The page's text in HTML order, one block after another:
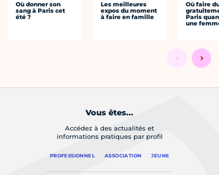
Où donner son
sang à Paris cet
été ?
Les meilleures
expos du moment
à faire en famille
Où faire
Paris
une
Vous êtes...
Accédez à des actualités et
informations pratiques par profil
PROFESSIONNEL ASSOCIATION JEUNE